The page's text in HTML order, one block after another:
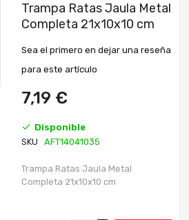
comienzo
galería
Trampa Ratas Jaula Metal
Completa 21x10x10 cm
Sea el primero en dejar una reseña
para este artículo
7,19 €
Disponible
SKU
AFT14041035
Trampa Ratas Jaula Metal
Completa 21x10x10 cm